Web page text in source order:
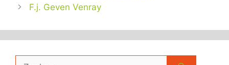
F.j. Geven Venray